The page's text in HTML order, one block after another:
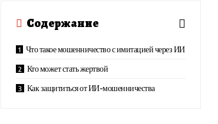
Содержание
Что такое мошенничество с имитацией через ИИ
Кто может стать жертвой
Как защититься от ИИ-мошенничества